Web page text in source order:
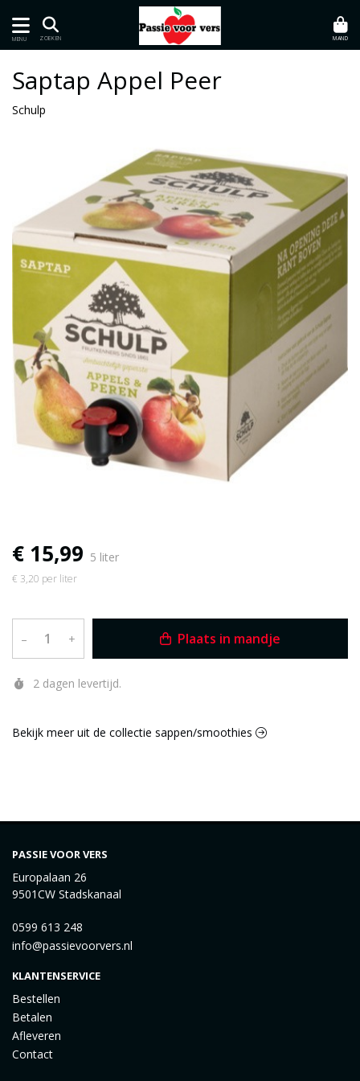
MENU ZOEKEN MAND
Saptap Appel Peer
Schulp
€ 15,99 5 liter
€ 3,20 per liter
– + Plaats in mandje
2 dagen levertijd.
Bekijk meer uit de collectie sappen/smoothies
PASSIE VOOR VERS
Europalaan 26
9501CW Stadskanaal
0599 613 248
info@passievoorvers.nl
KLANTENSERVICE
Bestellen
Betalen
Afleveren
Contact